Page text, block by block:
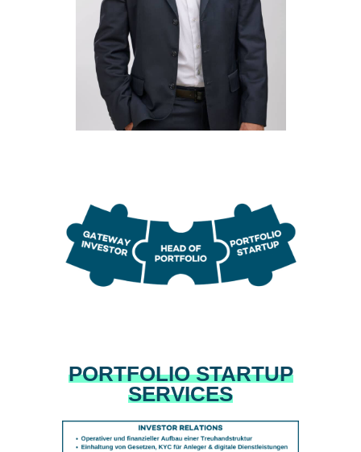
PORTFOLIO STARTUP
SERVICES